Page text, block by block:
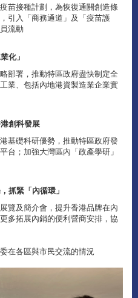
苗接種計劃，為恢復通關創造條
引入「商務通道」及「疫苗護
流動
化」
部署，推動特區政府盡快制定全
業、包括內地港資製造業企業實
創科發展
基礎科研優勢，推動特區政府發
台；加強大灣區內「政產學研」
抓緊「內循環」
覽及簡介會，提升香港品牌在內
多拓展內銷的便利營商安排，協
在各區與市民交流的情況